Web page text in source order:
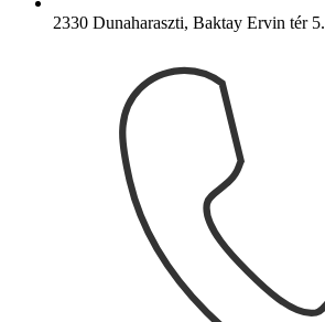
2330 Dunaharaszti, Baktay Ervin tér 5.